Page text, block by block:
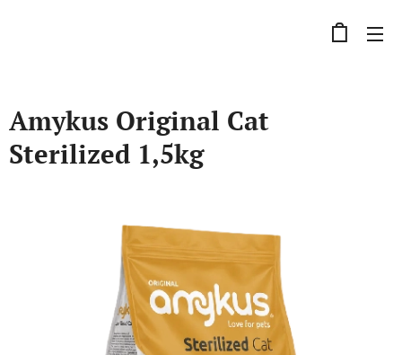
Amykus Original Cat
Sterilized 1,5kg